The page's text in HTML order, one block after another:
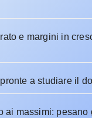
e margini in
a studiare il
ai massimi: pesano